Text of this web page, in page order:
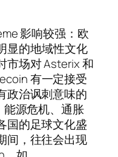
影响较强：欧
显的地域性文化
市场对 Asterix 和
有一定接受
政治讽刺意味的
源危机、通胀
国的足球文化盛
间，往往会出现